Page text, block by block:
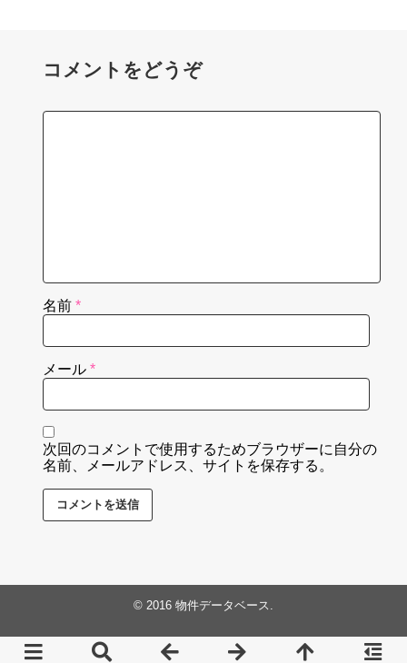
コメントをどうぞ
名前 *
メール *
次回のコメントで使用するためブラウザーに自分の
名前、メールアドレス、サイトを保存する。
© 2016 物件データベース.